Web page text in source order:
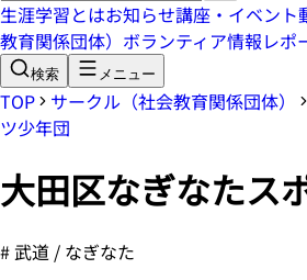
生涯学習とはお知らせ講座・イベント
教育関係団体） ボランティア情報レポ
検索 メニュー
TOP サークル（社会教育関係団体）
ツ少年団
大田区なぎなたス
# 武道 / なぎなた